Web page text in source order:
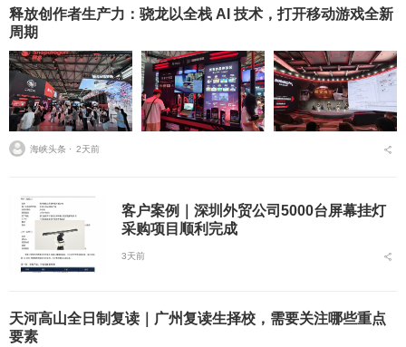
释放创作者生产力：骁龙以全栈 AI 技术，打开移动游戏全新
周期
海峡头条 ⋅ 2天前
客户案例｜深圳外贸公司5000台屏幕挂灯
采购项目顺利完成
3天前
天河高山全日制复读｜广州复读生择校，需要关注哪些重点
要素